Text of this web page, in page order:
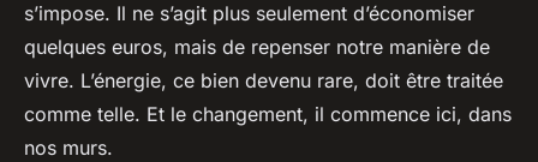
s’impose. Il ne s’agit plus seulement d’économiser
quelques euros, mais de repenser notre manière de
vivre. L’énergie, ce bien devenu rare, doit être traitée
comme telle. Et le changement, il commence ici, dans
nos murs.